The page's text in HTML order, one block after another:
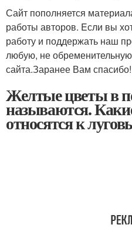
Сайт пополняется
работы авторов. Eсли вы
работу и поддержать наш
любую, не
сайта.Заранее Вам
Желтые цветы в
называются.
относятся к